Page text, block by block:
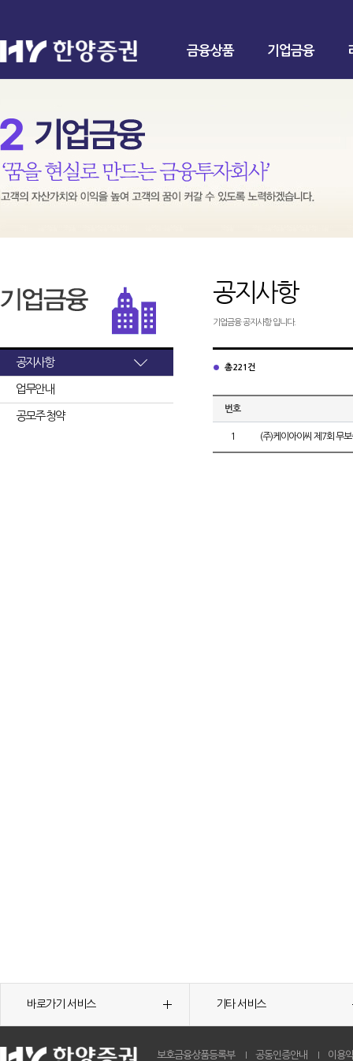
금융상품 기업금융
공지사항
업무안내
공모주 청약
공지사항
기업금융 공지사항 입니다.
총 221건
번호
1 (주)케이아이씨 제7회 무
바로가기 서비스 기타 서비스
보호금융상품등록부 공동인증안내 이용